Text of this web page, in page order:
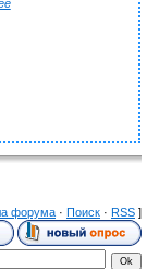
форума · Поиск · RSS ]